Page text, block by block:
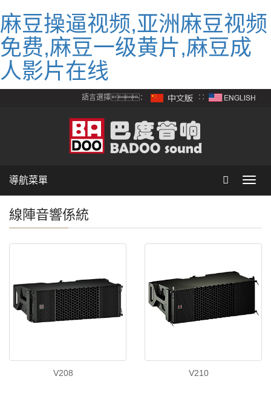
麻豆操逼视频,亚洲麻豆视频
免费,麻豆一级黄片,麻豆成
人影片在线
語言選擇： ∷
導航菜單
線陣音響係統
V208 V210